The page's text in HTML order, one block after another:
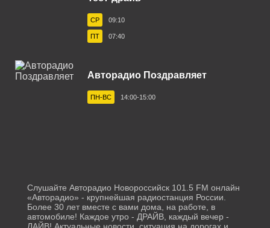
Биробиджан 106.4 FM
Благовещенск 87.7 FM
Бологое 106.4 FM
Бугульма 105.9 FM
Буденновск 106.0 FM
СР 09:10
ПТ 07:40
Авторадио Поздравляет
ПН-ВС 14:00-15:00
Слушайте Авторадио Новороссийск 101.5 FM онлайн
«Авторадио» - крупнейшая радиостанция России.
Более 30 лет вместе с вами дома, на работе, в
автомобиле! Каждое утро - ДРАЙВ, каждый вечер -